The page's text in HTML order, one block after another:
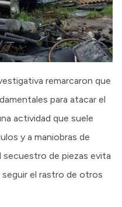
remarcaron que
para atacar el
actividad que suele
y a maniobras de
secuestro de piezas evita
seguir el rastro de otros